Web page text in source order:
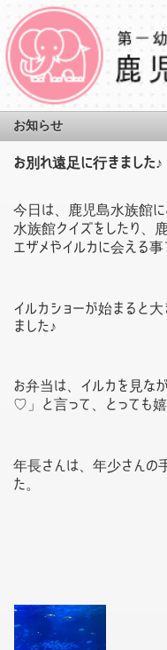
お知らせ
お別れ遠足に行きました♪
今日は、鹿児島水族館に
水族館クイズをしたり、
エザメやイルカに会える
イルカショーが始まると
ました♪
お弁当は、イルカを見な
♡」と言って、とっても嬉
年長さんは、年少さんの
た。